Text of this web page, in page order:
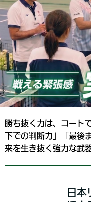
勝ち抜く力は、コート
下での判断力」「最後
来を生き抜く強力な武
日本